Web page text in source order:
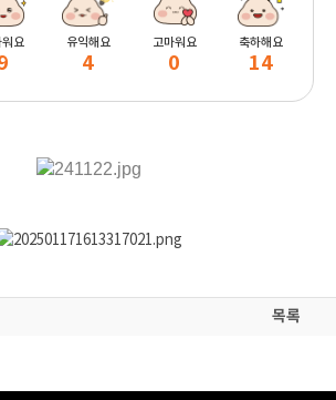
워요 유익해요
4
고마워요
0
축하해요
14
목록